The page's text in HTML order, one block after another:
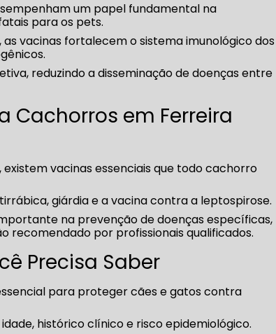
um papel fundamental na
para os pets.
vacinas fortalecem o sistema imunológico dos
reduzindo a disseminação de doenças entre
Cachorros em Ferreira
vacinas essenciais que todo cachorro
giárdia e a vacina contra a leptospirose.
na prevenção de doenças específicas,
recomendado por profissionais qualificados.
Precisa Saber
para proteger cães e gatos contra
histórico clínico e risco epidemiológico.